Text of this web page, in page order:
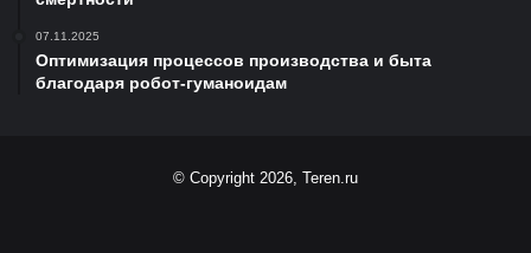
07.11.2025
Оптимизация процессов производства и быта
благодаря робот-гуманоидам
© Copyright 2026, Teren.ru